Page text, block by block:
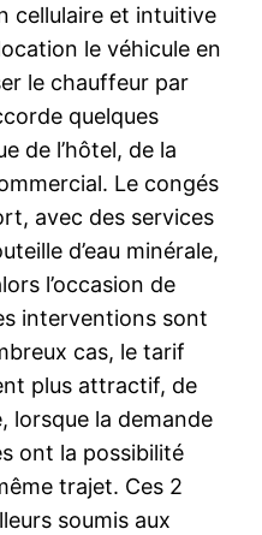
cellulaire et intuitive
le véhicule en
le chauffeur par
quelques
de l’hôtel, de la
Le congés
avec des services
d’eau minérale,
l’occasion de
interventions sont
cas, le tarif
plus attractif, de
lorsque la demande
ont la possibilité
trajet. Ces 2
soumis aux